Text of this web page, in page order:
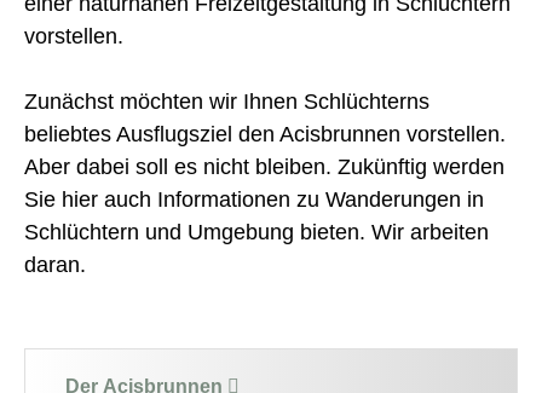
vorstellen.
Zunächst möchten wir Ihnen Schlüchterns
beliebtes Ausflugsziel den Acisbrunnen vorstellen.
Aber dabei soll es nicht bleiben. Zukünftig werden
Sie hier auch Informationen zu Wanderungen in
Schlüchtern und Umgebung bieten. Wir arbeiten
daran.
Der Acisbrunnen